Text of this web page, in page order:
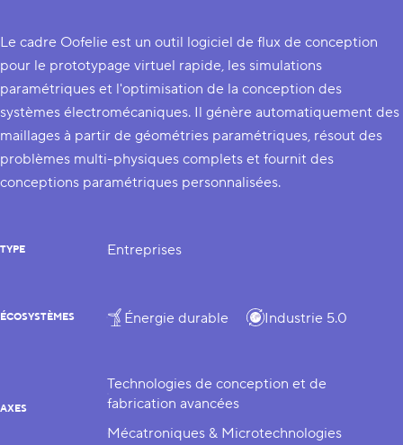
Le cadre Oofelie est un outil logiciel de flux de conception
pour le prototypage virtuel rapide, les simulations
paramétriques et l'optimisation de la conception des
systèmes électromécaniques. Il génère automatiquement des
maillages à partir de géométries paramétriques, résout des
problèmes multi-physiques complets et fournit des
conceptions paramétriques personnalisées.
TYPE Entreprises
ÉCOSYSTÈMES Énergie durable Industrie 5.0
AXES
Technologies de conception et de
fabrication avancées
Mécatroniques & Microtechnologies